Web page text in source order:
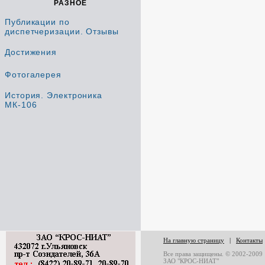
РАЗНОЕ
Публикации по
диспетчеризации. Отзывы
Достижения
Фотогалерея
История. Электроника
МК-106
На главную страницу | Контакты
Все права защищены. © 2002-2009
ЗАО "КРОС-НИАТ"